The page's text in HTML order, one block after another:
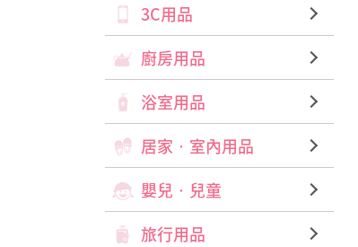
3C用品
廚房用品
浴室用品
居家‧室內用品
嬰兒‧兒童
旅行用品